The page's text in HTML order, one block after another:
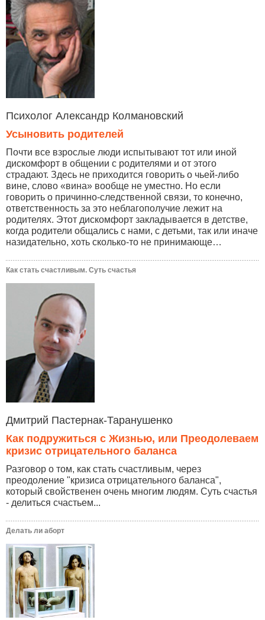
Психолог Александр Колмановский
Усыновить родителей
Почти все взрослые люди испытывают тот или иной
дискомфорт в общении с родителями и от этого
страдают. Здесь не приходится говорить о чьей-либо
вине, слово «вина» вообще не уместно. Но если
говорить о причинно-следственной связи, то конечно,
ответственность за это неблагополучие лежит на
родителях. Этот дискомфорт закладывается в детстве,
когда родители общались с нами, с детьми, так или иначе
назидательно, хоть сколько-то не принимающе…
Как стать счастливым. Суть счастья
Дмитрий Пастернак-Таранушенко
Как подружиться с Жизнью, или Преодолеваем
кризис отрицательного баланса
Разговор о том, как стать счастливым, через
преодоление "кризиса отрицательного баланса",
который свойственен очень многим людям. Суть счастья
- делиться счастьем...
Делать ли аборт